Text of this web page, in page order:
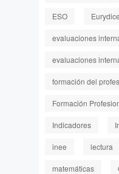
ESO Eurydice
evaluaciones
evaluaciones
formación del
Formación
Indicadores
inee lectura
matemáticas